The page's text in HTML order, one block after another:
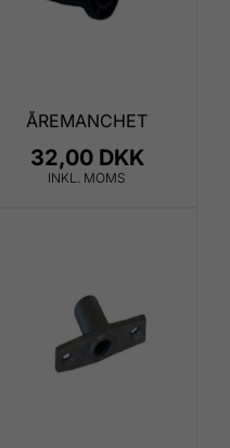
ÅREMANCHET
32,00 DKK
INKL. MOMS